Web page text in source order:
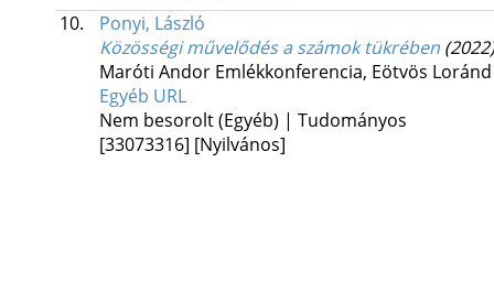
10.
Ponyi, László
Közösségi művelődés a számok tükrében (2022)
Maróti Andor Emlékkonferencia, Eötvös
Egyéb URL
Nem besorolt (Egyéb) | Tudományos
[33073316] [Nyilvános]